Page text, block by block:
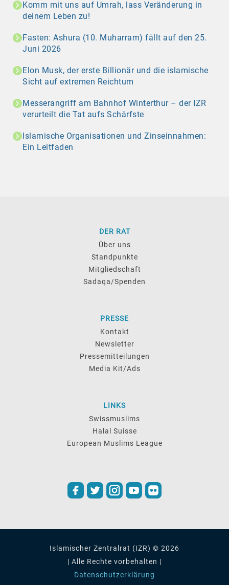
Komm mit uns auf Umrah, lass Veränderung in
deinem Leben zu!
Fasten: Ashura (10. Muharram) fällt auf den 25.
Juni 2026
Elon Musk, der erste Billionär und die islamische
Sicht auf extremen Reichtum
Messerangriff am Bahnhof Winterthur – der IZR
verurteilt die Tat aufs Schärfste
Islamische Organisationen und Zinseinnahmen:
Ein Leitfaden
DER RAT
Über uns
Standpunkte
Mitgliedschaft
Sadaqa/Spenden
PRESSE
Kontakt
Newsletter
Pressemitteilungen
Media Kit/Ads
LINKS
Swissmuslims
Halal Suisse
European Muslims League
Islamischer Zentralrat (IZR) © 2026
| Alle Rechte vorbehalten |
Datenschutzerklärung